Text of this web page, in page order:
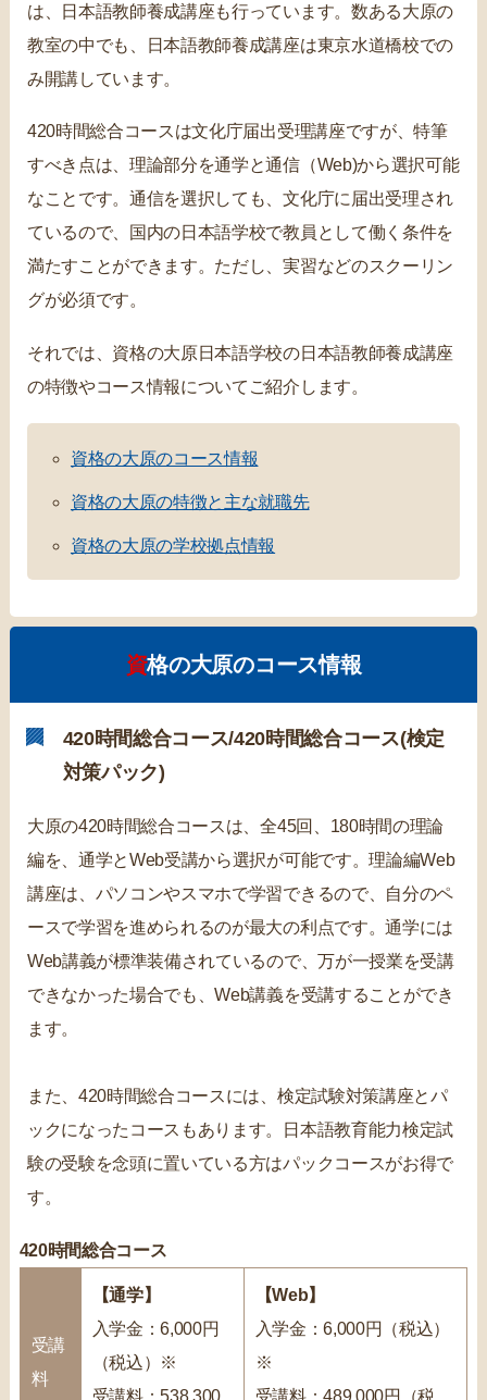
は、日本語教師養成講座も行っています。数ある大原の
教室の中でも、日本語教師養成講座は東京水道橋校での
み開講しています。
420時間総合コースは文化庁届出受理講座ですが、特筆
すべき点は、理論部分を通学と通信（Web)から選択可能
なことです。通信を選択しても、文化庁に届出受理され
ているので、国内の日本語学校で教員として働く条件を
満たすことができます。ただし、実習などのスクーリン
グが必須です。
それでは、資格の大原日本語学校の日本語教師養成講座
の特徴やコース情報についてご紹介します。
資格の大原のコース情報
資格の大原の特徴と主な就職先
資格の大原の学校拠点情報
資格の大原のコース情報
420時間総合コース/420時間総合コース(検定
対策パック)
大原の420時間総合コースは、全45回、180時間の理論
編を、通学とWeb受講から選択が可能です。理論編Web
講座は、パソコンやスマホで学習できるので、自分のペ
ースで学習を進められるのが最大の利点です。通学には
Web講義が標準装備されているので、万が一授業を受講
できなかった場合でも、Web講義を受講することができ
ます。
また、420時間総合コースには、検定試験対策講座とパ
ックになったコースもあります。日本語教育能力検定試
験の受験を念頭に置いている方はパックコースがお得で
す。
420時間総合コース
受講
料
【通学】
入学金：6,000円
（税込）※
受講料：538,300
【Web】
入学金：6,000円（税込）
※
受講料：489,000円（税